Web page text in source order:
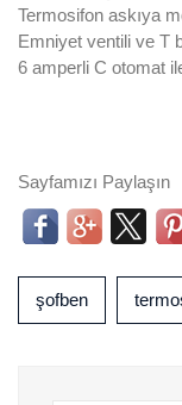
Termosifon askıya
Emniyet ventili ve T
6 amperli C otomat
Sayfamızı Paylaşın
şofben